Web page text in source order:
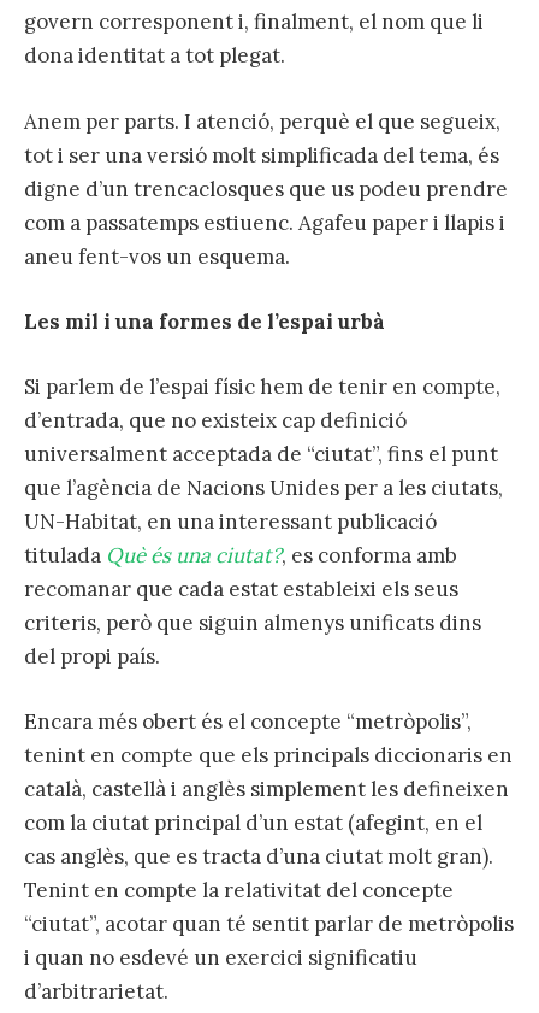
govern corresponent i, finalment, el nom que li
dona identitat a tot plegat.
Anem per parts. I atenció, perquè el que segueix,
tot i ser una versió molt simplificada del tema, és
digne d’un trencaclosques que us podeu prendre
com a passatemps estiuenc. Agafeu paper i llapis i
aneu fent-vos un esquema.
Les mil i una formes de l’espai urbà
Si parlem de l’espai físic hem de tenir en compte,
d’entrada, que no existeix cap definició
universalment acceptada de “ciutat”, fins el punt
que l’agència de Nacions Unides per a les ciutats,
UN-Habitat, en una interessant publicació
titulada Què és una ciutat?, es conforma amb
recomanar que cada estat estableixi els seus
criteris, però que siguin almenys unificats dins
del propi país.
Encara més obert és el concepte “metròpolis”,
tenint en compte que els principals diccionaris en
català, castellà i anglès simplement les defineixen
com la ciutat principal d’un estat (afegint, en el
cas anglès, que es tracta d’una ciutat molt gran).
Tenint en compte la relativitat del concepte
“ciutat”, acotar quan té sentit parlar de metròpolis
i quan no esdevé un exercici significatiu
d’arbitrarietat.